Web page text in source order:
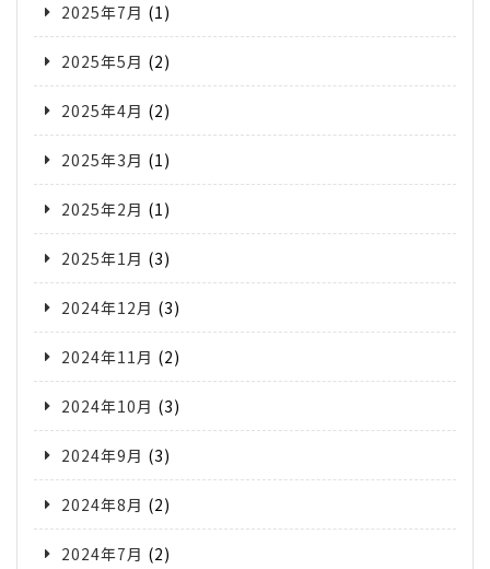
2025年7月 (1)
2025年5月 (2)
2025年4月 (2)
2025年3月 (1)
2025年2月 (1)
2025年1月 (3)
2024年12月 (3)
2024年11月 (2)
2024年10月 (3)
2024年9月 (3)
2024年8月 (2)
2024年7月 (2)